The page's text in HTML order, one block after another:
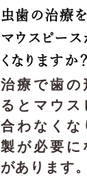
虫歯の治療を
マウスピー
くなりますか？
治療で歯の
るとマウス
合わなくな
製が必要に
があります。